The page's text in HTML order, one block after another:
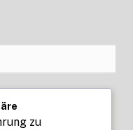
Massage for
Services
zu